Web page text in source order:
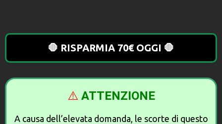
🛑 RISPARMIA 70€ OGGI 🛑
⚠️ ATTENZIONE
A causa dell’elevata domanda, le scorte di questo